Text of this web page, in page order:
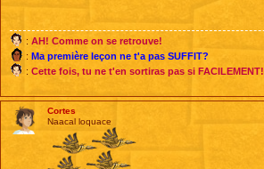
: AH! Comme on se retrouve!
: Ma première leçon ne t'a pas SUFFIT?
: Cette fois, tu ne t'en sortiras pas si FACILEMENT!
Cortes
Naacal loquace